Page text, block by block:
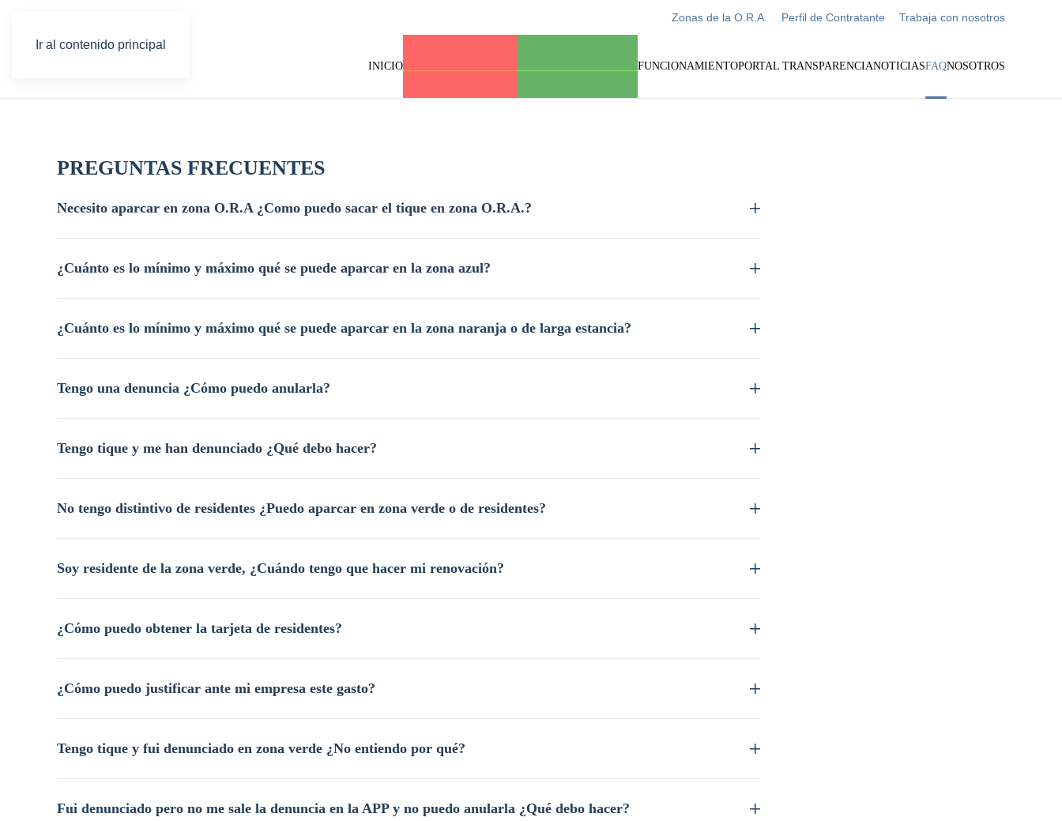
Ir al contenido principal
Zonas de la O.R.A. Perfil de Contratante Trabaja con nosotros
INICIO FUNCIONAMIENTOPORTAL TRANSPARENCIANOTICIASFAQNOSOTROS
PREGUNTAS FRECUENTES
Necesito aparcar en zona O.R.A ¿Como puedo sacar el tique en zona O.R.A.?
¿Cuánto es lo mínimo y máximo qué se puede aparcar en la zona azul?
¿Cuánto es lo mínimo y máximo qué se puede aparcar en la zona naranja o de larga estancia?
Tengo una denuncia ¿Cómo puedo anularla?
Tengo tique y me han denunciado ¿Qué debo hacer?
No tengo distintivo de residentes ¿Puedo aparcar en zona verde o de residentes?
Soy residente de la zona verde, ¿Cuándo tengo que hacer mi renovación?
¿Cómo puedo obtener la tarjeta de residentes?
¿Cómo puedo justificar ante mi empresa este gasto?
Tengo tique y fui denunciado en zona verde ¿No entiendo por qué?
Fui denunciado pero no me sale la denuncia en la APP y no puedo anularla ¿Qué debo hacer?